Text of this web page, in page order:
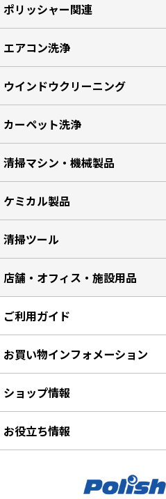
ポリッシャー関連
エアコン洗浄
ウインドウクリーニング
カーペット洗浄
清掃マシン・機械製品
ケミカル製品
清掃ツール
店舗・オフィス・施設用品
ご利用ガイド
お買い物インフォメーション
ショップ情報
お役立ち情報